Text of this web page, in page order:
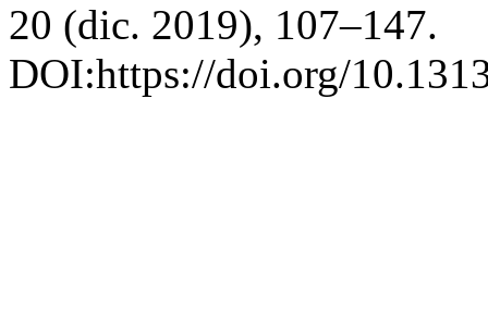
20 (dic. 2019), 107–147.
DOI:https://doi.org/